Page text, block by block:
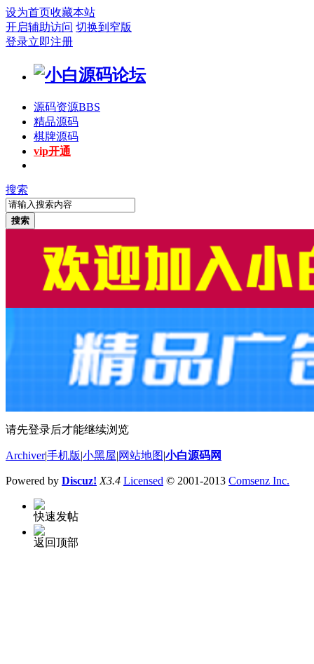
设为首页收藏本站
开启辅助访问 切换到窄版
登录立即注册
源码资源BBS
精品源码
棋牌源码
vip开通
搜索
搜索
请先登录后才能继续浏览
Archiver|手机版 小黑屋 网站地图 小白源码网
Powered by Discuz! X3.4 Licensed © 2001-2013 Comsenz Inc.
快速发帖
返回顶部